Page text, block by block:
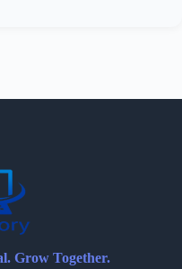
Grow Together.